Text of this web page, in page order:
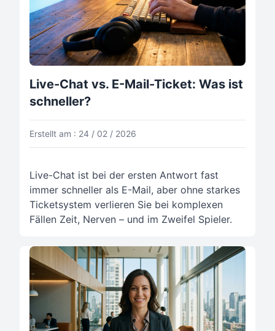
Live-Chat vs. E-Mail-Ticket: Was ist
schneller?
Erstellt am : 24 / 02 / 2026
Live-Chat ist bei der ersten Antwort fast
immer schneller als E-Mail, aber ohne starkes
Ticketsystem verlieren Sie bei komplexen
Fällen Zeit, Nerven – und im Zweifel Spieler.